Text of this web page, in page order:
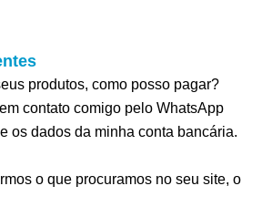
produtos, como posso pagar?
contato comigo pelo WhatsApp
os dados da minha conta bancária.
o que procuramos no seu site, o